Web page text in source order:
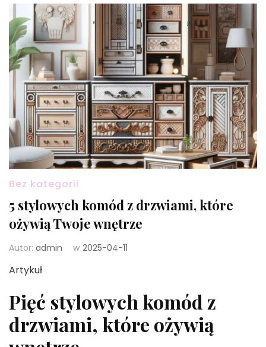
Bez kategorii
5 stylowych komód z drzwiami, które
ożywią Twoje wnętrze
Autor: admin w 2025-04-11
Artykuł
Pięć stylowych komód z
drzwiami, które ożywią